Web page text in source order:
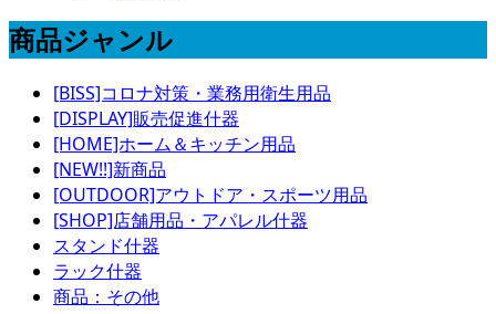
商品ジャンル
[BISS]コロナ対策・業務用衛生用品
[DISPLAY]販売促進什器
[HOME]ホーム＆キッチン用品
[NEW!!]新商品
[OUTDOOR]アウトドア・スポーツ用品
[SHOP]店舗用品・アパレル什器
スタンド什器
ラック什器
商品：その他